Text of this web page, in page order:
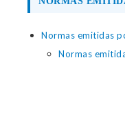
Normas emitidas
Normas